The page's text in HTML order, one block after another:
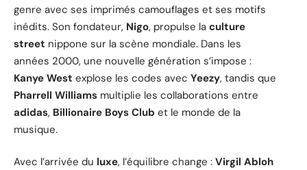
genre avec ses imprimés camouflages et ses motifs
inédits. Son fondateur, Nigo, propulse la culture
street nippone sur la scène mondiale. Dans les
années 2000, une nouvelle génération s’impose :
Kanye West explose les codes avec Yeezy, tandis que
Pharrell Williams multiplie les collaborations entre
adidas, Billionaire Boys Club et le monde de la
musique.
Avec l’arrivée du luxe, l’équilibre change : Virgil Abloh